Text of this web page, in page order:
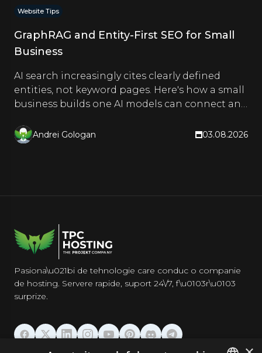
Website Tips
GraphRAG and Entity-First SEO for Small
Business
AI search increasingly cites clearly defined
entities, not keyword pages. Here's how a small
business builds one AI models can connect and
Andrei Gologan 03.08.2026
Pasiona\u021bi de tehnologie care conduc o companie
de hosting. Servere rapide, suport 24\/7, f\u0103r\u0103
surprize.